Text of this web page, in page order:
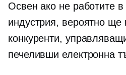
Освен ако не работите
индустрия, вероятно ще
конкуренти,
печелившиелектронна